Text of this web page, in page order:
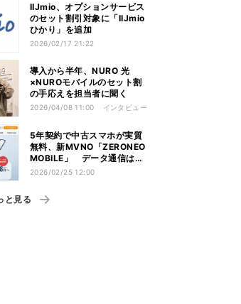
IIJmio、オプションサービス
のセット割引対象に「IIJmio
ひかり」を追加
2026/02/17 21:22
導入から半年、NURO 光
×NUROモバイルのセット割
の手応えを担当者に聞く
2026/04/08 11:00 インタビュー
5年契約で中古スマホが実質
無料、新MVNO「ZERONEO
MOBILE」 データ通信は無
制限
2026/02/25 12:00
と見る